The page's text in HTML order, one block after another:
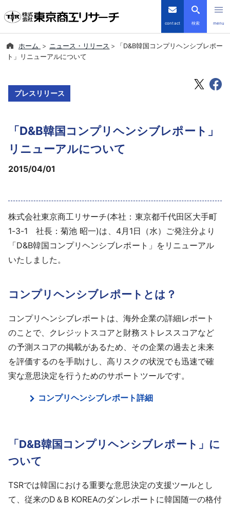
contact 検索 menu
倒産・注目企業情報
優良企業サイト
導入事例
採用情報
English
ホーム ニュース・リリース
「D&B韓国コンプリヘンシブレポー
ト」リニューアルについて
プレスリリース
「D&B韓国コンプリヘンシブレポート」
リニューアルについて
2015/04/01
株式会社東京商工リサーチ(本社：東京都千代田区大手町
1-3-1 社長：菊池 昭一)は、4月1日（水）ご発注分より
「D&B韓国コンプリヘンシブレポート」をリニューアル
いたしました。
コンプリヘンシブレポートとは？
コンプリヘンシブレポートは、海外企業の詳細レポート
のことで、クレジットスコアと財務ストレススコアなど
の予測スコアの掲載があるため、その企業の過去と未来
を評価するのを手助けし、高リスクの状況でも迅速で確
実な意思決定を行うためのサポートツールです。
コンプリヘンシブレポート詳細
「D&B韓国コンプリヘンシブレポート」に
ついて
TSRでは韓国における重要な意思決定の支援ツールとし
て、従来のD＆B KOREAのダンレポートに韓国随一の格付